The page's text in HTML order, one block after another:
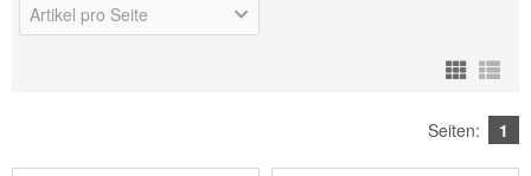
Artikel pro Seite
Seiten: 1